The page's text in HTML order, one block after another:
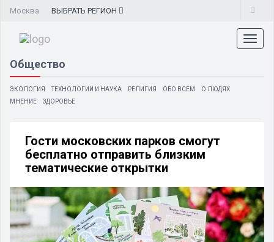
Москва ВЫБРАТЬ РЕГИОН
Общество
ЭКОЛОГИЯ ТЕХНОЛОГИИ И НАУКА РЕЛИГИЯ ОБО ВСЕМ
О ЛЮДЯХ
МНЕНИЕ
ЗДОРОВЬЕ
Гости московских парков смогут
бесплатно отправить близким
тематические открытки